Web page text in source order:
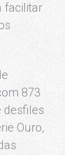
facilitar
873
desfiles
Ouro,